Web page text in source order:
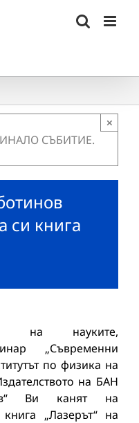
СЪБИТИЕ.
×
си книга
на науките,
„Съвременни
по физика на
на БАН
Ви канят на
„Лазерът“ на